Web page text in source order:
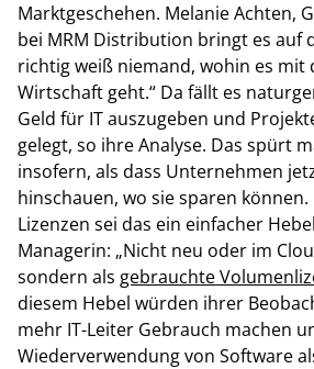
Marktgeschehen. Melanie Achten,
bei MRM Distribution bringt es auf
richtig weiß niemand, wohin es mit
Wirtschaft geht.“ Da fällt es
Geld für IT auszugeben und
gelegt, so ihre Analyse. Das spürt
insofern, als dass Unternehmen
hinschauen, wo sie sparen
Lizenzen sei das ein einfacher
Managerin: „Nicht neu oder im
sondern als gebrauchte
diesem Hebel würden ihrer
mehr IT-Leiter Gebrauch machen
Wiederverwendung von Software